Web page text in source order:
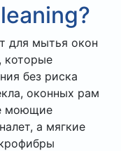
для мытья окон
которые
без риска
оконных рам
моющие
а мягкие